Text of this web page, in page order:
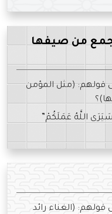
من صيفها
قولهم: (مثل المؤمن
اللَّهُ عَمَلَكُمْ”
قولهم: (الغناء رائد